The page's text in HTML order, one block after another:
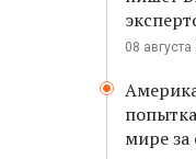
08
мире за